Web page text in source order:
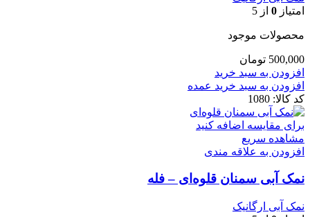
امتیاز 0 از 5
محصولات موجود
500,000 تومان
افزودن به سبد خرید
افزودن به سبد خرید عمده
کد کالا: 1080
برای مقایسه اضافه کنید
مشاهده سریع
افزودن به علاقه مندی
نمک آبی سمنان قلوه‌ای – فله
نمک آبی ارگانیک